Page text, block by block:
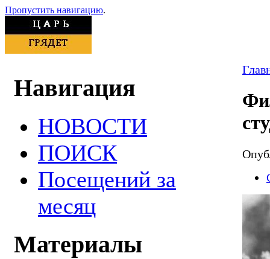
Пропустить навигацию.
Навигация
НОВОСТИ
ПОИСК
Посещений за
месяц
Материалы